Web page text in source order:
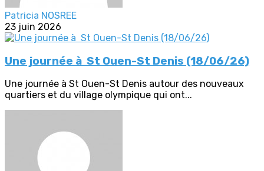
Patricia NOSREE
23 juin 2026
Une journée à St Ouen-St Denis (18/06/26)
Une journée à St Ouen-St Denis autour des nouveaux
quartiers et du village olympique qui ont...